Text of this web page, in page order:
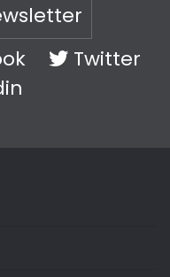
Twitter